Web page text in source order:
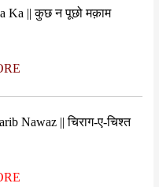
Ka || कुछ न पूछो मक़ाम
Nawaz || चिराग-ए-चिश्त